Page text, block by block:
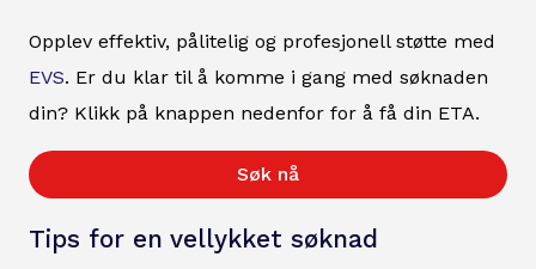
Opplev effektiv, pålitelig og profesjonell støtte med
EVS. Er du klar til å komme i gang med søknaden
din? Klikk på knappen nedenfor for å få din ETA.
Søk nå
Tips for en vellykket søknad